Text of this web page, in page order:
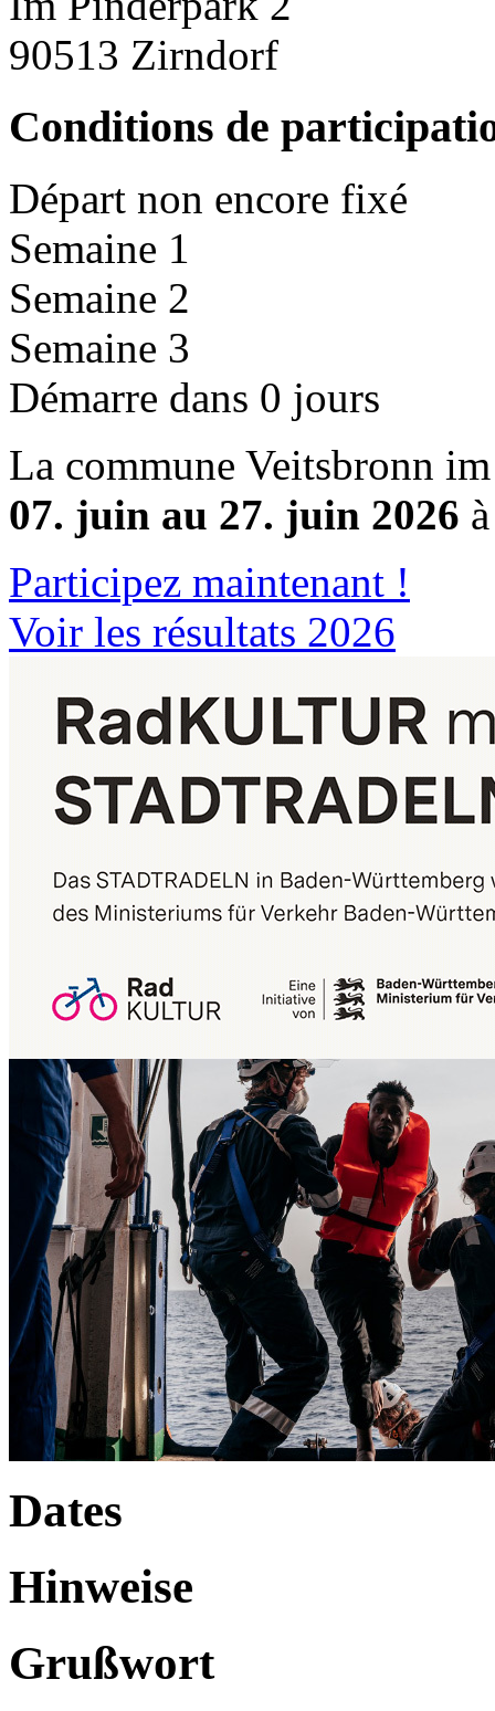
90513 Zirndorf
Conditions de
Départ non encore fixé
Semaine 1
Semaine 2
Semaine 3
Démarre dans 0 jours
La commune Veitsbronn
07. juin au 27. juin 2026
Participez maintenant !
Voir les résultats 2026
Dates
Hinweise
Grußwort